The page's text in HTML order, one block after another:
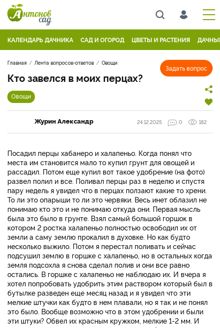
КАЛЕНДАРЬ ДАЧНИКА САД И ОГОРОД ЦВЕТЫ И РАСТЕНИЯ
Задать вопрос
Главная Лента вопросов-ответов Овощи
Кто завелся в моих перцах?
Овощи
Журин Александр 24.12.2025 0 182
Посадил перцы хабанеро и халапеньо. Когда понял что
места им становится мало то купил грунт для овощей и
рассадил. Потом еще купил вот такое удобрение (на фото)
развел полил и все. Поливал перцы раз в неделю и спустя
пару недель я увидел что в перцах ползают какие то хрени.
То ли это опарыши то ли это червяки. Весь инет облазил не
понимаю кто это и не понимаю откуда они. Первая мысль
была это было в грунте. Взял самый большой горшок в
котором 2 ростка халапеньо полностью освободил их от
земли а саму землю прокалил в духовке. Но как будто
несколько выжило. Потом я перестал поливать и сейчас
подсушил землю в горшке с халапеньо, но в остальных когда
земля подсохла я снова сделал полив и они все равно
остались. В горшке с халапеньо не наблюдаю их. И вчера я
хотел попробовать удобрить этим раствором который был в
бутылке разведен еще месяц назад и я увидел что эти
мелкие штучки как будто в нем плавали, но я так и не понял
это было. Вообще возможно что в этом удобрении и были
эти штуки? Обвел их красным кружком, мелкие 1-2 мм. И